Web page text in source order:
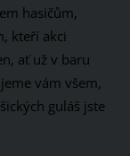
hasičům,
kteří akci
ať už v baru
vám všem,
guláš jste